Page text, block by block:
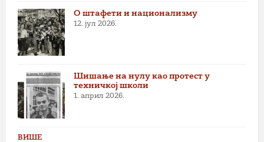
О штафети и национализму
12. јул 2026.
Шишање на нулу као протест у
техничкој школи
1. април 2026.
ВИШЕ